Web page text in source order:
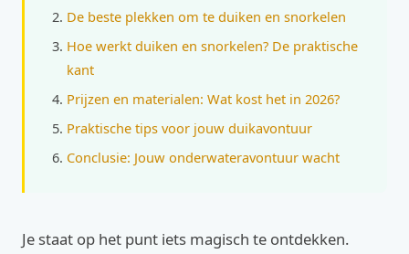
De beste plekken om te duiken en snorkelen
Hoe werkt duiken en snorkelen? De praktische
kant
Prijzen en materialen: Wat kost het in 2026?
Praktische tips voor jouw duikavontuur
Conclusie: Jouw onderwateravontuur wacht
Je staat op het punt iets magisch te ontdekken.